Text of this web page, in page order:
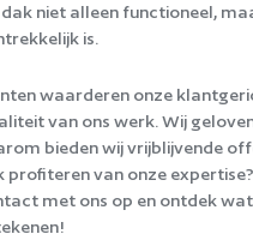
niet alleen functioneel,
is.
waarderen onze
van ons werk. Wij
bieden wij vrijblijvende
profiteren van onze
met ons op en ontdek